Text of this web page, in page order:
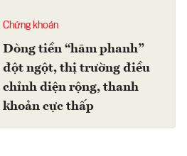
Chứng khoán
Dòng tiền “hãm phanh”
đột ngột, thị trường điều
chỉnh diện rộng, thanh
khoản cực thấp